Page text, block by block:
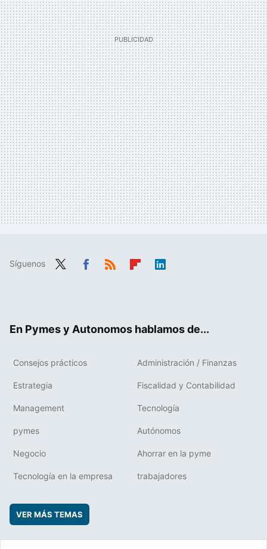
Síguenos
En Pymes y Autonomos hablamos de...
Consejos prácticos Administración / Finanzas
Estrategia Fiscalidad y Contabilidad
Management Tecnología
pymes Autónomos
Negocio Ahorrar en la pyme
Tecnología en la empresa trabajadores
VER MÁS TEMAS